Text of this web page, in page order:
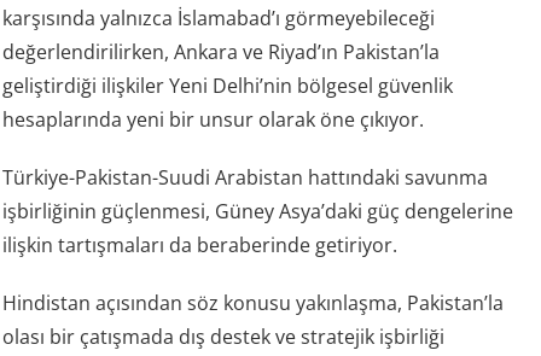
karşısında yalnızca İslamabad’ı görmeyebileceği
değerlendirilirken, Ankara ve Riyad’ın Pakistan’la
geliştirdiği ilişkiler Yeni Delhi’nin bölgesel güvenlik
hesaplarında yeni bir unsur olarak öne çıkıyor.
Türkiye-Pakistan-Suudi Arabistan hattındaki savunma
işbirliğinin güçlenmesi, Güney Asya’daki güç dengelerine
ilişkin tartışmaları da beraberinde getiriyor.
Hindistan açısından söz konusu yakınlaşma, Pakistan’la
olası bir çatışmada dış destek ve stratejik işbirliği